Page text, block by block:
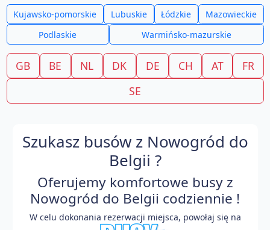
Kujawsko-pomorskie Lubuskie Łódzkie
Mazowieckie
Podlaskie
Warmińsko-mazurskie
GB BE NL DK DE CH AT
FR
SE
Szukasz busów z Nowogród do
Belgii ?
Oferujemy komfortowe busy z
Nowogród do Belgii codziennie !
W celu dokonania rezerwacji miejsca, powołaj się na